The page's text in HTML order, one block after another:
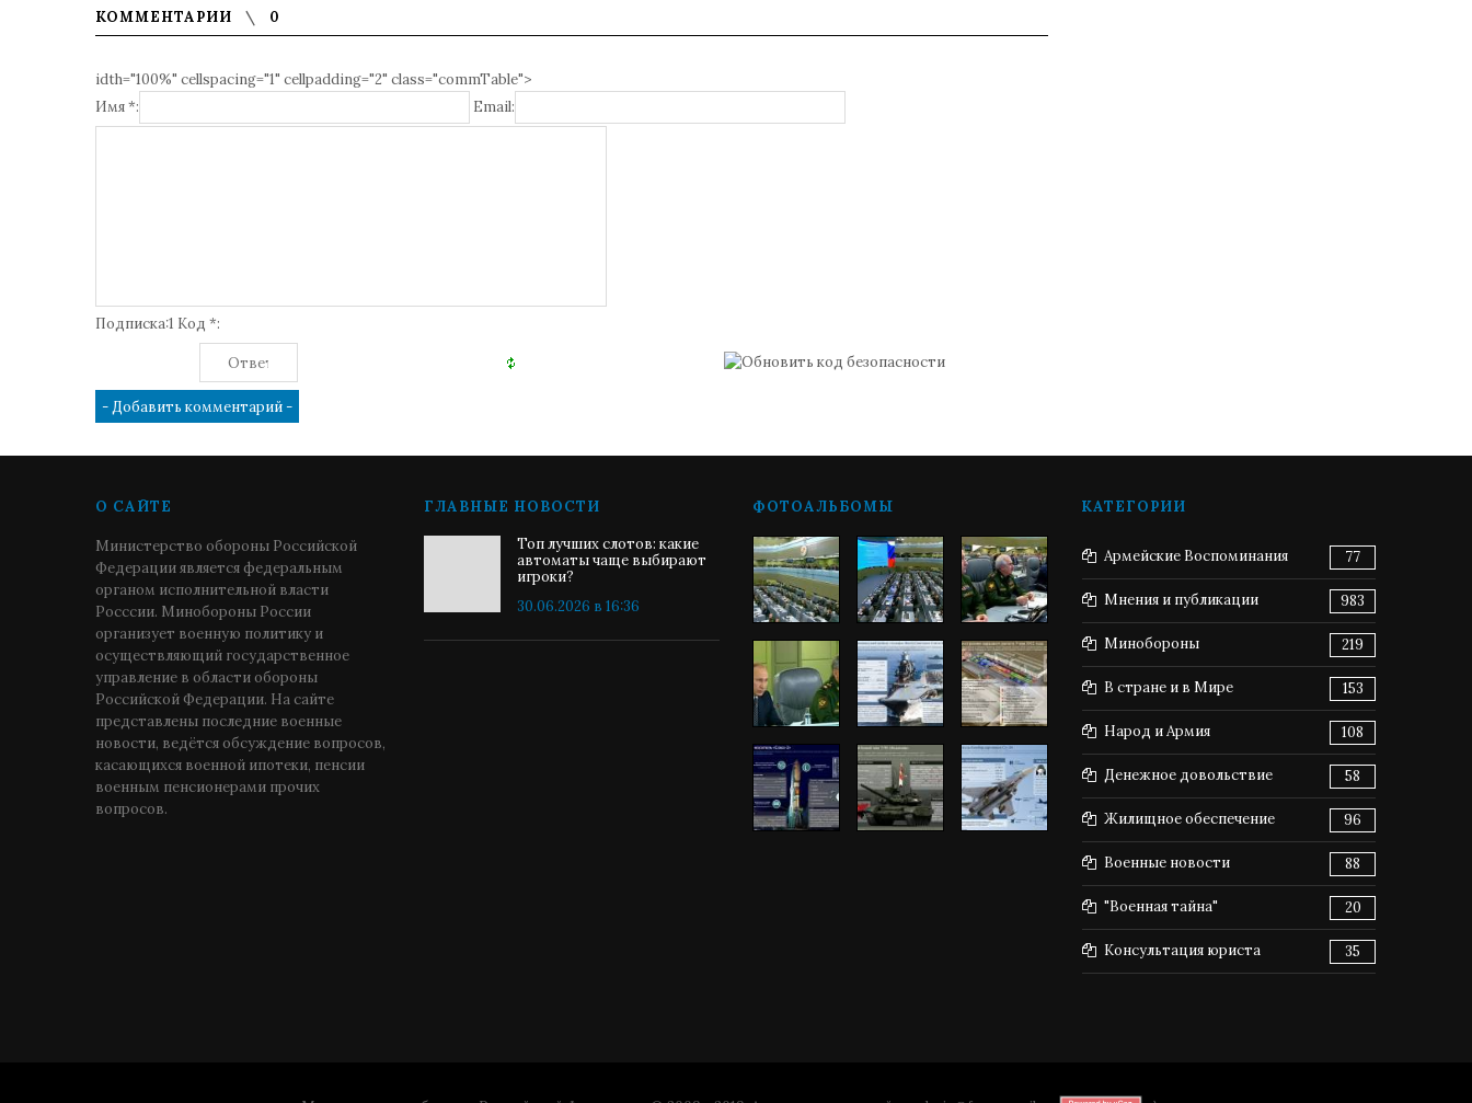
КОММЕНТАРИИ 0
idth="100%" cellspacing="1" cellpadding="2" class="commTable">
Имя *:
Email:
Подписка:1 Код *:
О САЙТЕ
Министерство обороны Российской
Федерации является федеральным
органом исполнительной власти
Росссии. Минобороны России
организует военную политику и
осуществляющий государственное
управление в области обороны
Российской Федерации. На сайте
представлены последние военные
новости, ведётся обсуждение вопросов,
касающихся военной ипотеки, пенсии
военным пенсионерами прочих
вопросов.
ГЛАВНЫЕ НОВОСТИ
Топ лучших слотов: какие
автоматы чаще выбирают
игроки?
30.06.2026 в 16:36
ФОТОАЛЬБОМЫ КАТЕГОРИИ
Армейские Воспоминания 77
Мнения и публикации 983
Минобороны 219
В стране и в Мире 153
Народ и Армия 108
Денежное довольствие 58
Жилищное обеспечение 96
Военные новости 88
"Военная тайна" 20
Консультация юриста 35